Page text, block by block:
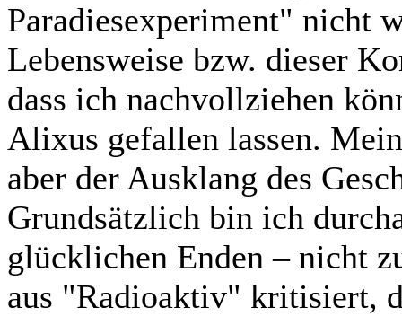
Paradiesexperiment" nicht
Lebensweise bzw. dieser
dass ich nachvollziehen
Alixus gefallen lassen.
aber der Ausklang des
Grundsätzlich bin ich
glücklichen Enden – nicht
aus "Radioaktiv" kritisiert,